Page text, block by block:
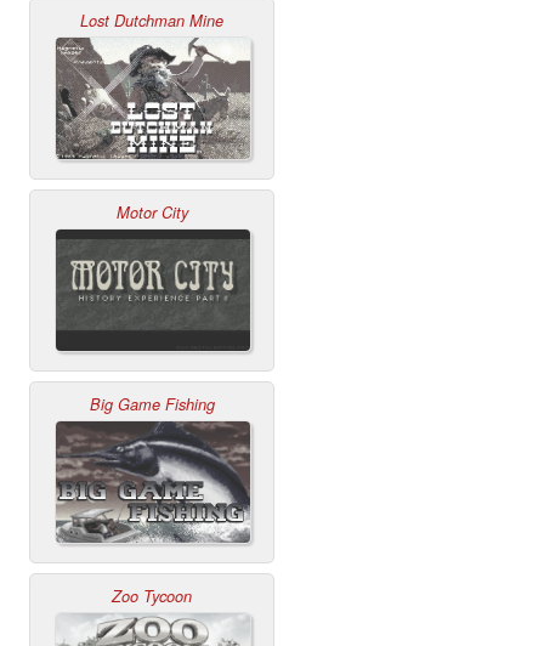
Lost Dutchman Mine
Motor City
Big Game Fishing
Zoo Tycoon